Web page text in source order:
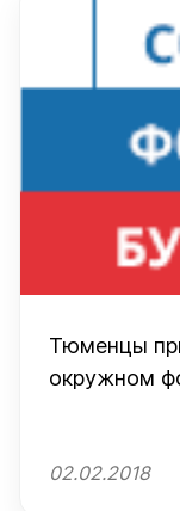
Тюменцы
окружном
02.02.2018